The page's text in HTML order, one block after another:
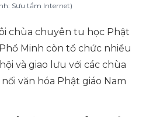
Sưu tầm Internet)
chùa chuyên tu học Phật
Minh còn tổ chức nhiều
và giao lưu với các chùa
văn hóa Phật giáo Nam